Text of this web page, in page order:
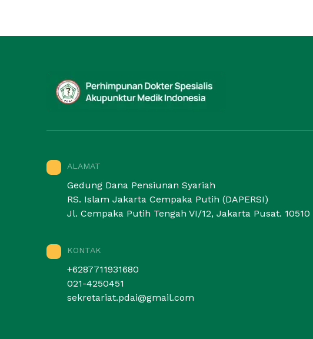
ALAMAT
Gedung Dana Pensiunan Syariah
RS. Islam Jakarta Cempaka Putih (DAPERSI)
Jl. Cempaka Putih Tengah VI/12, Jakarta Pusat. 10510
KONTAK
+6287711931680
021-4250451
sekretariat.pdai@gmail.com